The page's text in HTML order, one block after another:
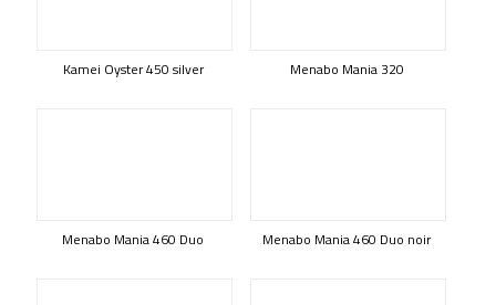
Kamei Oyster 450 silver Menabo Mania 320
Menabo Mania 460 Duo Menabo Mania 460 Duo noir